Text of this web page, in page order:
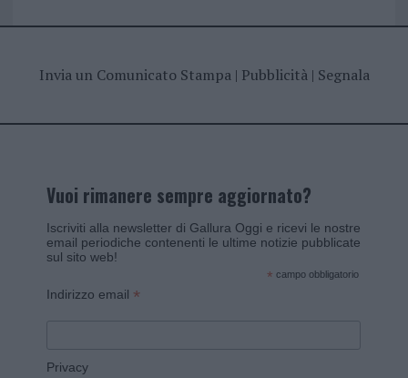
Invia un Comunicato Stampa| Pubblicità| Segnala
Vuoi rimanere sempre aggiornato?
Iscriviti alla newsletter di Gallura Oggi e ricevi le nostre
email periodiche contenenti le ultime notizie pubblicate
sul sito web!
* campo obbligatorio
Indirizzo email *
Privacy